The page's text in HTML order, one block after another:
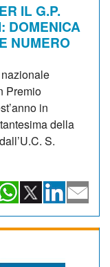
IL G.P.
DOMENICA
NUMERO
Premio
in
della
S.